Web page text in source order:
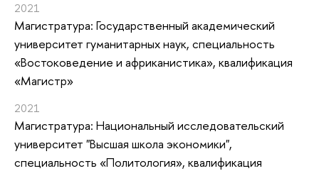
2021
Магистратура: Государственный академический
университет гуманитарных наук, специальность
«Востоковедение и африканистика», квалификация
«Магистр»
2021
Магистратура: Национальный исследовательский
университет "Высшая школа экономики",
специальность «Политология», квалификация